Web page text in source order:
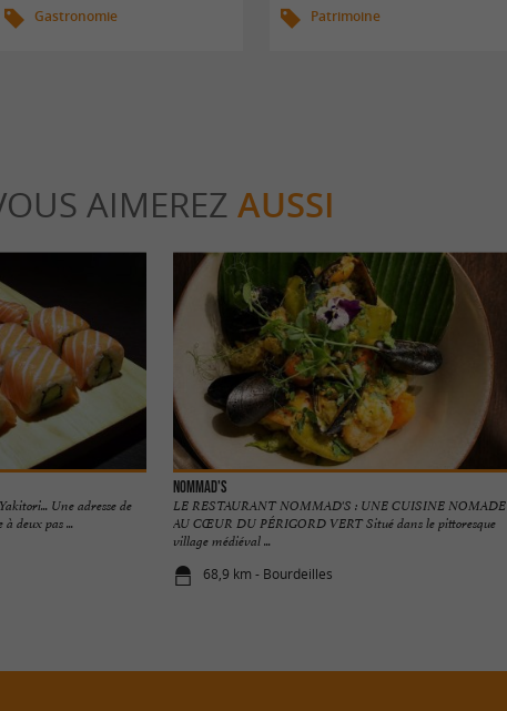
Gastronomie Patrimoine
AIMEREZ AUSSI
Une adresse de
deux pas ...
Nommad's
LE RESTAURANT NOMMAD'S : UNE CUISINE NOMADE
AU CŒUR DU PÉRIGORD VERT Situé dans le pittoresque
village médiéval ...
68,9 km - Bourdeilles